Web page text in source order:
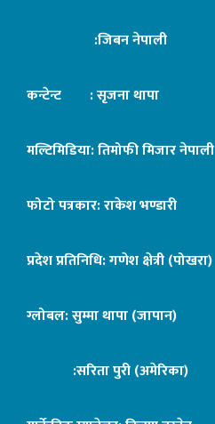
:जिबन नेपाली
कन्टेन्ट : सृजना थापा
मल्टिमिडिया: तिमोफी मिजार नेपाली
फोटो पत्रकार: राकेश भण्डारी
प्रदेश प्रतिनिधि: गणेश क्षेत्री (पोखरा)
ग्लोबल: सुम्मा थापा (जापान)
:सरिता पुरी (अमेरिका)